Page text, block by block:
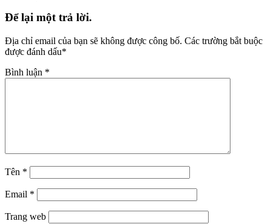
Để lại một trả lời.
Địa chỉ email của bạn sẽ không được công bố. Các trường bắt buộc
được đánh dấu*
Bình luận *
Tên *
Email *
Trang web